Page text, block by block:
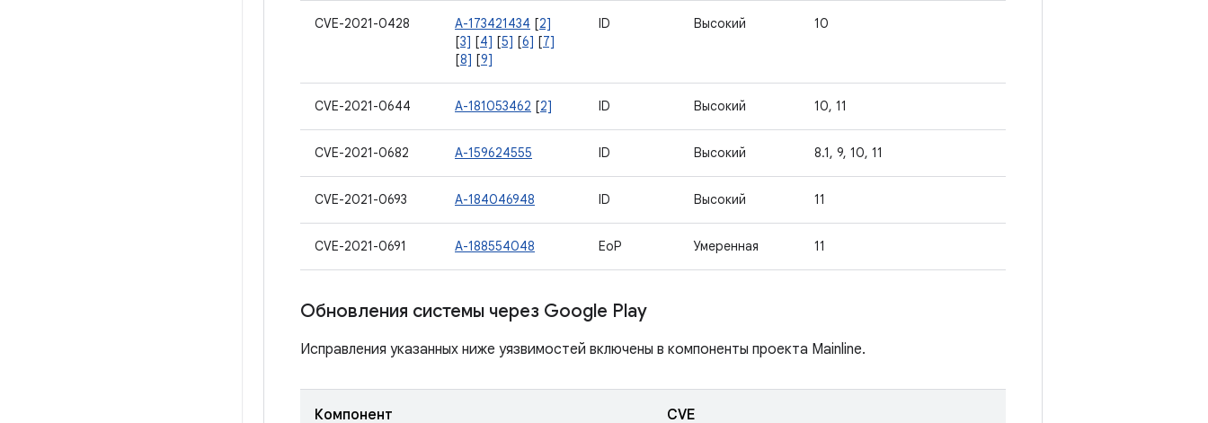
CVE-2021-0428 A-173421434 [2]
[3] [4] [5] [6] [7]
[8] [9]
ID Высокий 10
CVE-2021-0644 A-181053462 [2] ID Высокий 10, 11
CVE-2021-0682 A-159624555 ID Высокий 8.1, 9, 10, 11
CVE-2021-0693 A-184046948 ID Высокий 11
CVE-2021-0691 A-188554048 EoP Умеренная 11
Обновления системы через Google Play
Исправления указанных ниже уязвимостей включены в компоненты проекта Mainline.
Компонент CVE